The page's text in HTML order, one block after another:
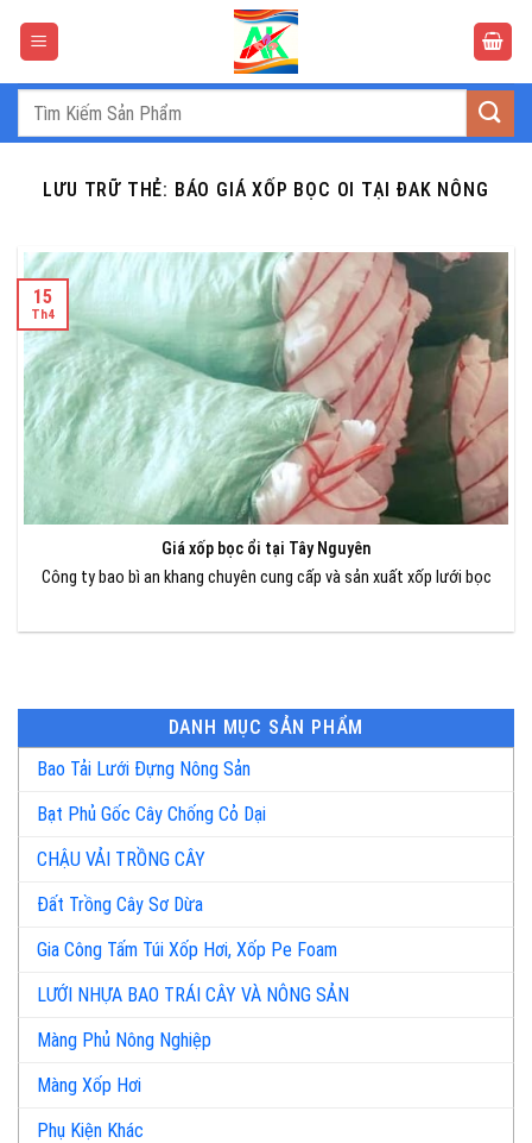
Tìm
LƯU TRỮ THẺ: BÁO GIÁ XỐP BỌC OI TẠI ĐAK NÔNG
Giá xốp bọc ổi tại Tây Nguyên
Công ty bao bì an khang chuyên cung cấp và sản xuất xốp lưới bọc
15
Th4
DANH MỤC SẢN PHẨM
Bao Tải Lưới Đựng Nông Sản
Bạt Phủ Gốc Cây Chống Cỏ Dại
CHẬU VẢI TRỒNG CÂY
Đất Trồng Cây Sơ Dừa
Gia Công Tấm Túi Xốp Hơi, Xốp Pe Foam
LƯỚI NHỰA BAO TRÁI CÂY VÀ NÔNG SẢN
Màng Phủ Nông Nghiệp
Màng Xốp Hơi
Phụ Kiện Khác